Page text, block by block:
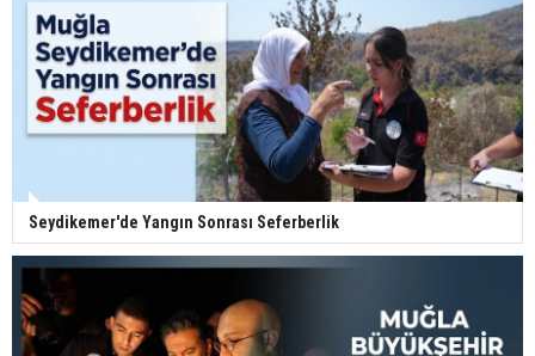
Seydikemer'de Yangın Sonrası Seferberlik